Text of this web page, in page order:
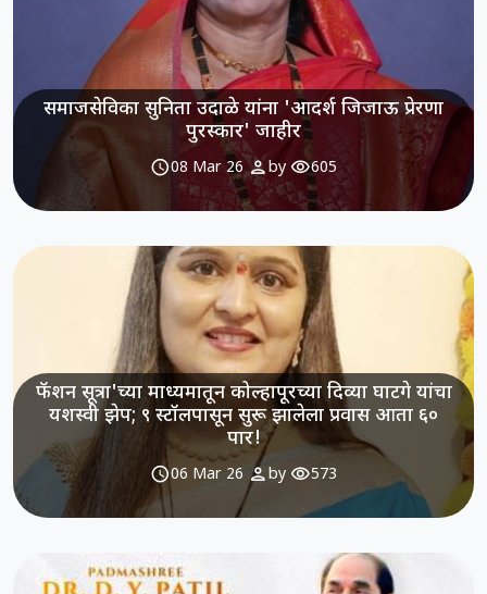
समाजसेविका सुनिता उदाळे यांना 'आदर्श जिजाऊ प्रेरणा
पुरस्कार' जाहीर
schedule08 Mar 26 personby visibility605
फॅशन सूत्रा'च्या माध्यमातून कोल्हापूरच्या दिव्या घाटगे यांचा
यशस्वी झेप; ९ स्टॉलपासून सुरू झालेला प्रवास आता ६०
पार!
schedule06 Mar 26 personby visibility573